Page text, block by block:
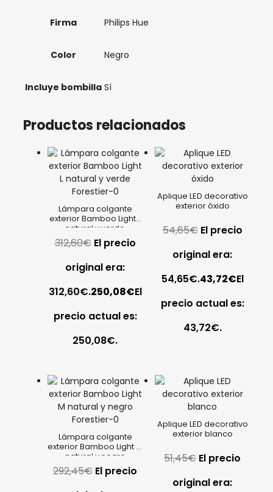
Firma Philips Hue
Color Negro
Incluye bombilla Sí
Productos relacionados
Lámpara colgante
exterior Bamboo Light L
natural y verde
Forestier
312,60€ El precio
original era:
312,60€.250,08€El
precio actual es:
250,08€.
Aplique LED decorativo
exterior óxido
54,65€ El precio
original era:
54,65€.43,72€El
precio actual es:
43,72€.
Lámpara colgante
exterior Bamboo Light M
natural y negro
Forestier
292,45€ El precio
Aplique LED decorativo
exterior blanco
51,45€ El precio
original era: